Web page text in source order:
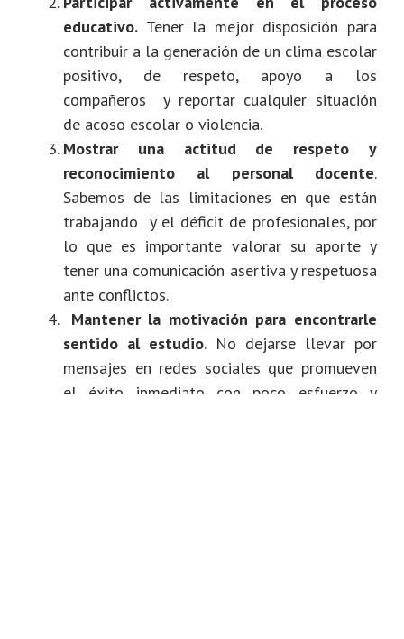
educativo. Tener la mejor disposición para
contribuir a la generación de un clima escolar
positivo, de respeto, apoyo a los
compañeros y reportar cualquier situación
de acoso escolar o violencia.
Mostrar una actitud de respeto y
reconocimiento al personal docente.
Sabemos de las limitaciones en que están
trabajando y el déficit de profesionales, por
lo que es importante valorar su aporte y
tener una comunicación asertiva y respetuosa
ante conflictos.
Mantener la motivación para encontrarle
sentido al estudio. No dejarse llevar por
mensajes en redes sociales que promueven
el éxito inmediato con poco esfuerzo y